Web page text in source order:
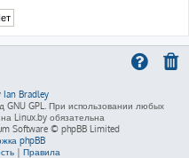
Ian Bradley
GNU GPL. При использовании любых
Linux.by обязательна
Software © phpBB Limited
phpBB
| Правила